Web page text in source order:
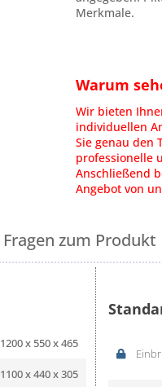
Merkmale.
Warum
Wir bieten
individuellen
Sie genau den
professionelle
Anschließend
Angebot von
Fragen zum Produkt
1200 x 550 x 465
1100 x 440 x 305